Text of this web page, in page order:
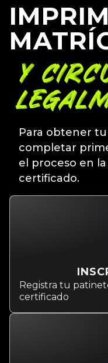
Y
Para obtener
completar
el proceso en
certificado.
Registra tu
certificado